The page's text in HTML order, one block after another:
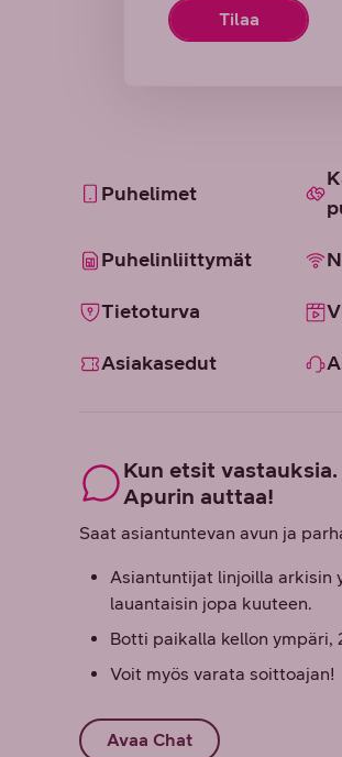
Tilaa
Puhelimet
Puhelinliittymät
Tietoturva
Asiakasedut
Kun etsit
Apurin auttaa!
Saat asiantuntevan avun ja
Asiantuntijat linjoilla arkisin
lauantaisin jopa kuuteen.
Botti paikalla kellon ympäri,
Voit myös varata soittoajan!
Avaa Chat